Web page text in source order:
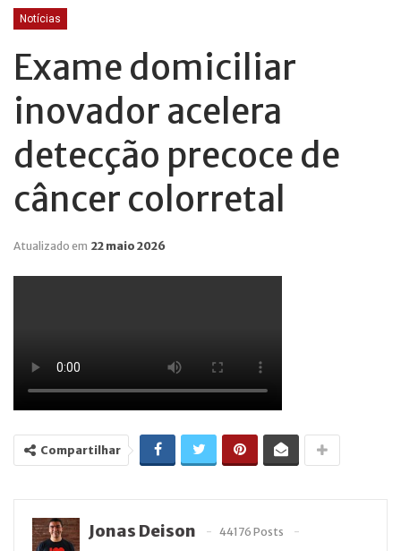
Notícias
Exame domiciliar
inovador acelera
detecção precoce de
câncer colorretal
Atualizado em 22 maio 2026
Compartilhar
Jonas Deison
44176 Posts